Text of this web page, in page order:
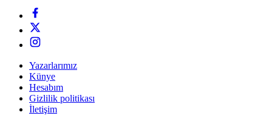
Yazarlarımız
Künye
Hesabım
Gizlilik politikası
İletişim